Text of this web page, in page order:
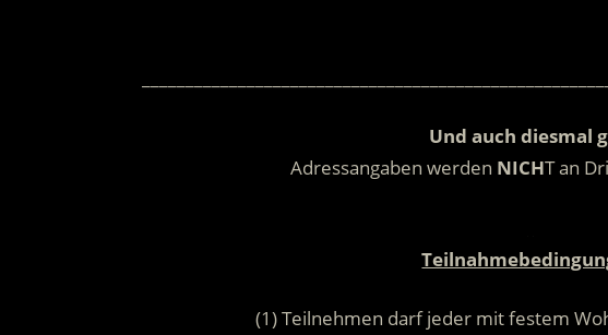
Und auch diesmal
Adressangaben werden NICHT an
(1) Teilnehmen darf jeder mit festem